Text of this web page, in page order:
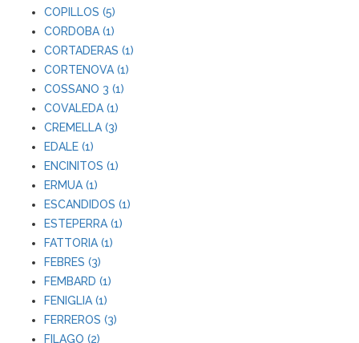
COPILLOS (5)
CORDOBA (1)
CORTADERAS (1)
CORTENOVA (1)
COSSANO 3 (1)
COVALEDA (1)
CREMELLA (3)
EDALE (1)
ENCINITOS (1)
ERMUA (1)
ESCANDIDOS (1)
ESTEPERRA (1)
FATTORIA (1)
FEBRES (3)
FEMBARD (1)
FENIGLIA (1)
FERREROS (3)
FILAGO (2)